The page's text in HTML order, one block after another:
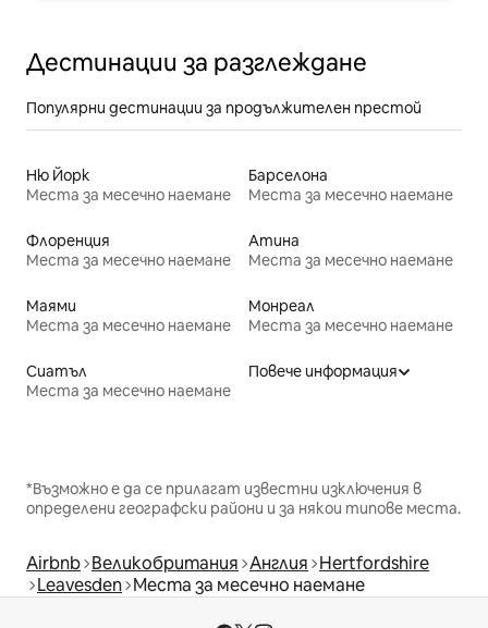
Дестинации за разглеждане
Популярни дестинации за продължителен престой
Ню Йорк
Места за месечно наемане
Барселона
Места за месечно наемане
Флоренция
Места за месечно наемане
Атина
Места за месечно наемане
Маями
Места за месечно наемане
Монреал
Места за месечно наемане
Сиатъл
Места за месечно наемане
Повече информация
*Възможно е да се прилагат известни изключения в
определени географски райони и за някои типове места.
Airbnb Великобритания Англия Hertfordshire
Leavesden Места за месечно наемане